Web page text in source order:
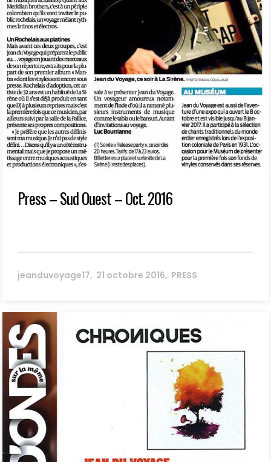
Press – Sud Ouest – Oct. 2016
jeanduvoyage17 21 octobre 2016 PRESS